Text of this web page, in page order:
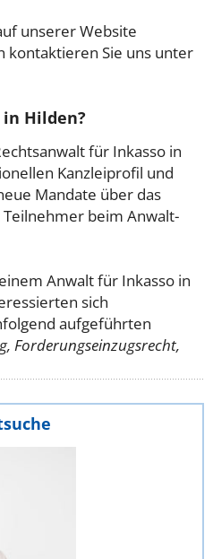
unserer Website
kontaktieren Sie uns unter
Hilden?
für Inkasso in
Kanzleiprofil und
Mandate über das
beim Anwalt-
Anwalt für Inkasso in
sich
aufgeführten
Forderungseinzugsrecht,